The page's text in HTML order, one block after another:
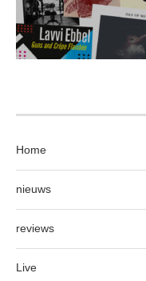
Home
nieuws
reviews
Live